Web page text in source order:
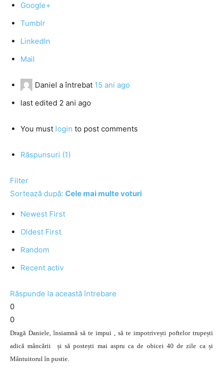
Google+
Tumblr
LinkedIn
Mail
Daniel a întrebat 15 ani ago
last edited 2 ani ago
You must login to post comments
Răspunsuri (1)
Filter
Sortează după: Cele mai multe voturi
Newest First
Oldest First
Random
Recent activ
Răspunde la această întrebare
0
0
Dragă Daniele, însiamnă să te impui , să te impotrivești poftelor trupești
adică mâncării și să postești mai aspru ca de obicei 40 de zile ca și
Mântuitorul în pustie.